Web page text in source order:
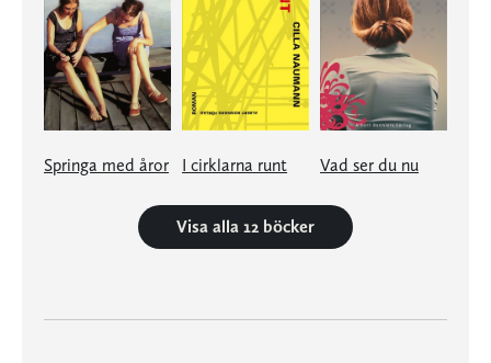
Springa med åror I cirklarna runt Vad ser du nu
Visa alla 12 böcker